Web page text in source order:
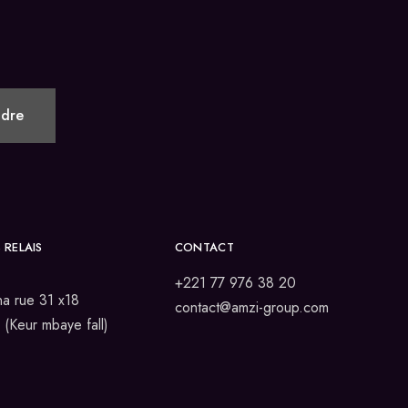
rue 31 x18
mbaye fall)
CONTACT
+221 77 976 38 20
contact@amzi-group.com